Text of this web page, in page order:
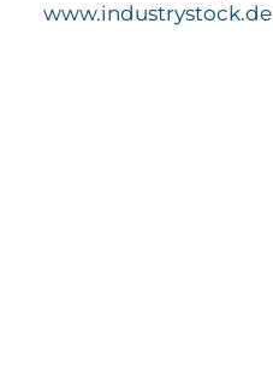
www.industrystock.de